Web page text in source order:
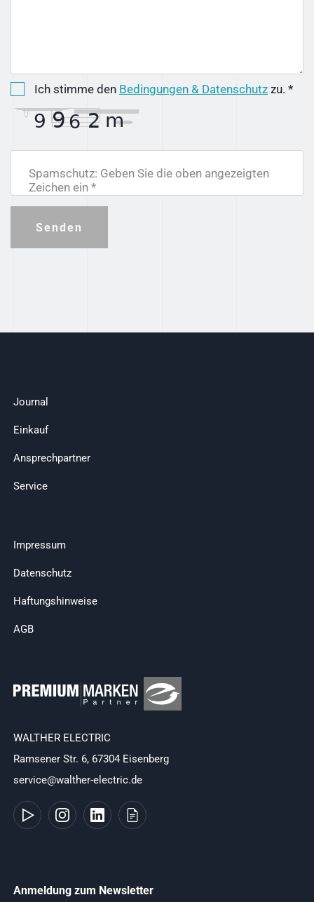
Ich stimme den Bedingungen & Datenschutz zu. *
Spamschutz: Geben Sie die oben angezeigten
Zeichen ein *
Senden
Journal
Einkauf
Ansprechpartner
Service
Impressum
Datenschutz
Haftungshinweise
AGB
WALTHER ELECTRIC
Ramsener Str. 6, 67304 Eisenberg
service@walther-electric.de
Anmeldung zum Newsletter